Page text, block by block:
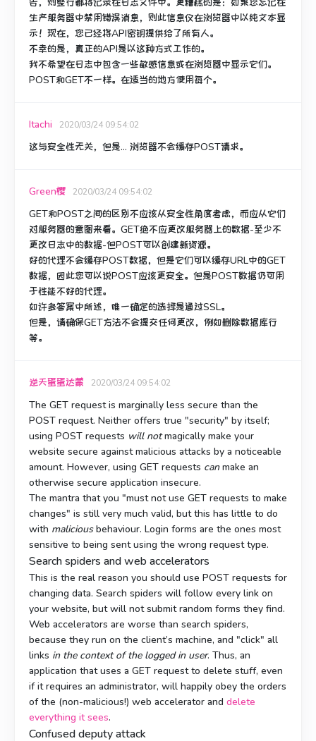
生产服务器中禁用错误​​消息，则此信息仅在浏览器中以纯文本显
示！ 现在，您已经将API密钥提供给了所有人。
不幸的是，真正的API是以这种方式工作的。
我不希望在日志中包含一些敏感信息或在浏览器中显示它们。
POST和GET不一样。 在适当的地方使用每个。
Itachi 2020/03/24 09:54:02
这与安全性无关，但是... 浏览器不会缓存POST请求。
Green樱 2020/03/24 09:54:02
GET和POST之间的区别不应该从安全性角度考虑，而应从它们
对服务器的意图来看。 GET绝不应更改服务器上的数据-至少不
更改日志中的数据-但POST可以创建新资源。
好的代理不会缓存POST数据，但是它们可以缓存URL中的GET
数据，因此您可以说POST应该更安全。 但是POST数据仍可用
于性能不好的代理。
如许多答案中所述，唯一确定的选择是通过SSL。
但是，请确保GET方法不会提交任何更改，例如删除数据库行
等。
逆天蛋蛋达蒙 2020/03/24 09:54:02
The GET request is marginally less secure than the
POST request. Neither offers true "security" by itself;
using POST requests will notmagically make your
website secure against malicious attacks by a noticeable
amount. However, using GET requests canmake an
otherwise secure application insecure.
The mantra that you "must not use GET requests to make
changes" is still very much valid, but this has little to do
with maliciousbehaviour. Login forms are the ones most
sensitive to being sent using the wrong request type.
Search spiders and web accelerators
This is the real reason you should use POST requests for
changing data. Search spiders will follow every link on
your website, but will not submit random forms they find.
Web accelerators are worse than search spiders,
because they run on the client’s machine, and "click" all
links in the context of the logged in user. Thus, an
application that uses a GET request to delete stuff, even
if it requires an administrator, will happily obey the orders
of the (non-malicious!) web accelerator and delete
everything it sees.
Confused deputy attack